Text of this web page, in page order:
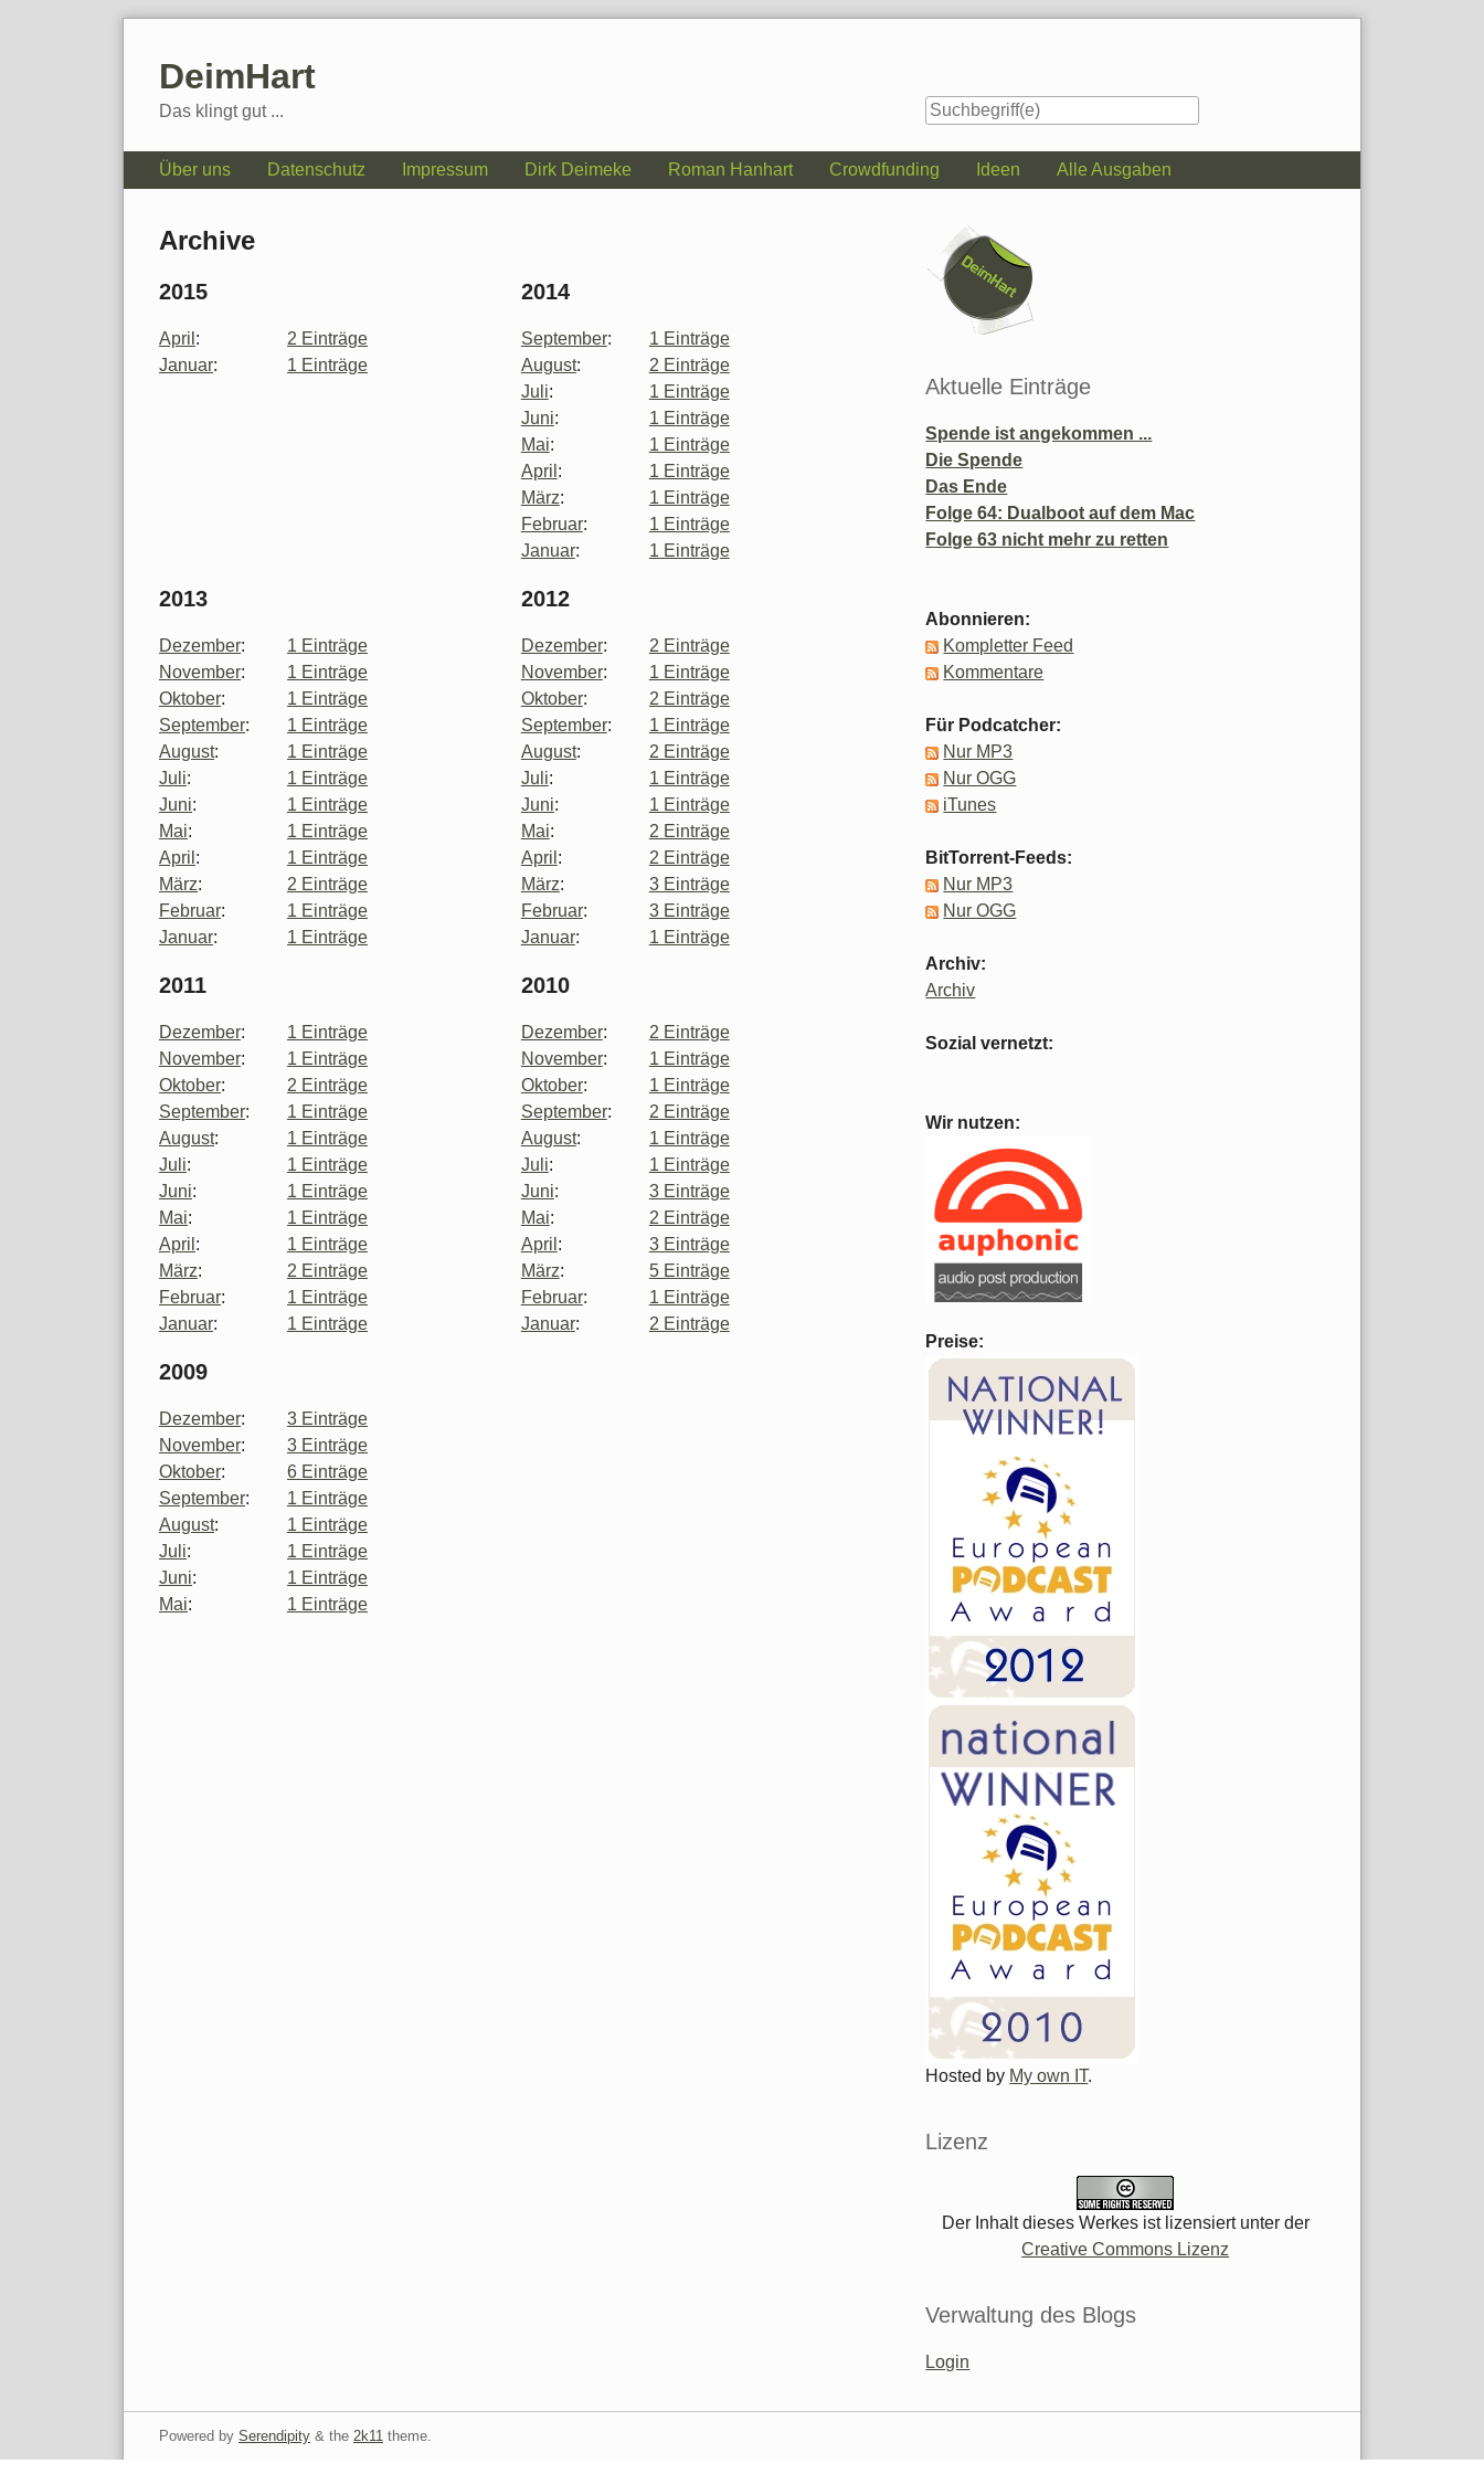
DeimHart
Das klingt gut ...
Navigation
Über uns Datenschutz Impressum Dirk Deimeke Roman Hanhart Crowdfunding Ideen Alle Ausgaben
Archive
2015
April :
2 Einträge
Januar: 1 Einträge
2014
September:
1 Einträge
August:
2 Einträge
Juli:
1 Einträge
Juni:
1 Einträge
Mai:
1 Einträge
April :
1 Einträge
März:
1 Einträge
Februar:
1 Einträge
Januar: 1 Einträge
2013
Dezember:
1 Einträge
November:
1 Einträge
Oktober:
1 Einträge
September:
1 Einträge
August:
1 Einträge
Juli:
1 Einträge
Juni:
1 Einträge
Mai:
1 Einträge
April :
1 Einträge
März:
2 Einträge
Februar:
1 Einträge
Januar: 1 Einträge
2012
Dezember:
2 Einträge
November:
1 Einträge
Oktober:
2 Einträge
September:
1 Einträge
August:
2 Einträge
Juli:
1 Einträge
Juni:
1 Einträge
Mai:
2 Einträge
April :
2 Einträge
März:
3 Einträge
Februar:
3 Einträge
Januar: 1 Einträge
2011
Dezember:
1 Einträge
November:
1 Einträge
Oktober:
2 Einträge
September:
1 Einträge
August:
1 Einträge
Juli:
1 Einträge
Juni:
1 Einträge
Mai:
1 Einträge
April :
1 Einträge
März:
2 Einträge
Februar:
1 Einträge
Januar: 1 Einträge
2010
Dezember:
2 Einträge
November:
1 Einträge
Oktober:
1 Einträge
September:
2 Einträge
August:
1 Einträge
Juli:
1 Einträge
Juni:
3 Einträge
Mai:
2 Einträge
April :
3 Einträge
März:
5 Einträge
Februar:
1 Einträge
Januar: 2 Einträge
2009
Dezember:
3 Einträge
November:
3 Einträge
Oktober:
6 Einträge
September:
1 Einträge
August:
1 Einträge
Juli:
1 Einträge
Juni:
1 Einträge
Mai: 1 Einträge
Seitenleiste
Aktuelle Einträge
Spende ist angekommen ...
Die Spende
Das Ende
Folge 64: Dualboot auf dem Mac
Folge 63 nicht mehr zu retten
Abonnieren:
Kompletter Feed
Kommentare
Für Podcatcher:
Nur MP3
Nur OGG
iTunes
BitTorrent-Feeds:
Nur MP3
Nur OGG
Archiv:
Archiv
Sozial vernetzt:
Wir nutzen:
Preise:
Hosted by My own IT.
Lizenz
Der Inhalt dieses Werkes ist lizensiert unter der
Creative Commons Lizenz
Verwaltung des Blogs
Login
Powered by Serendipity& the 2k11theme.